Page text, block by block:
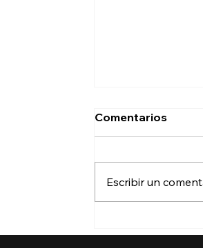
permiso de
Comentarios
Escribir un